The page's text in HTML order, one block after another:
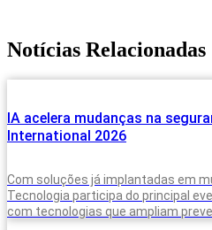
Notícias Relacionadas
IA acelera mudanças na
International 2026
Com soluções já implantadas em
Tecnologia participa do principal
com tecnologias que ampliam